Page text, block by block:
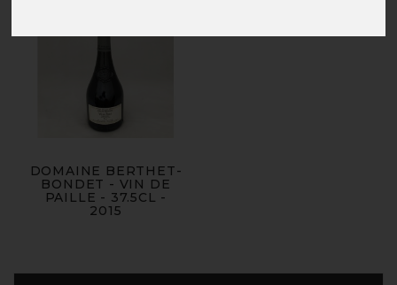
DOMAINE BERTHET-
BONDET - VIN DE
PAILLE - 37.5CL -
2015